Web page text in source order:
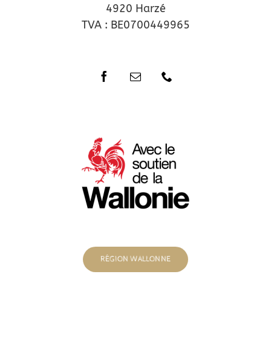
4920 Harzé
TVA : BE0700449965
RÉGION WALLONNE